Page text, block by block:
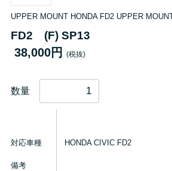
UPPER MOUNT HONDA FD2 UPPER
FD2 (F) SP13
38,000円 (税抜)
数量
対応車種 HONDA CIVIC FD2
備考